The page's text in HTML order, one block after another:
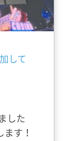
して
した
す！